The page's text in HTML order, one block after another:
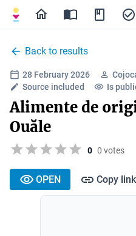
Back to results
28 February 2026
Source included
Is
Alimente de
Ouăle
0 0 votes
OPEN Copy link